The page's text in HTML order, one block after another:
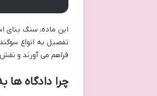
تفصیل به انواع
فراهم می آورند و
چرا دادگاه